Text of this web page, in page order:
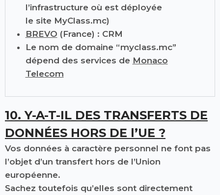
l’infrastructure où est déployée
le site MyClass.mc)
BREVO (France) : CRM
Le nom de domaine “myclass.mc”
dépend des services de Monaco
Telecom
10. Y-A-T-IL DES TRANSFERTS DE
DONNÉES HORS DE l’UE ?
Vos données à caractère personnel ne font pas
l’objet d’un transfert hors de l’Union
européenne.
Sachez toutefois qu’elles sont directement